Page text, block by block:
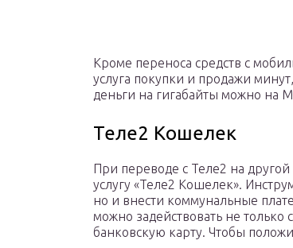
Кроме переноса средств с
услуга покупки и продажи
деньги на гигабайты можно на
Теле2 Кошелек
При переводе с Теле2 на
услугу «Теле2 Кошелек».
но и внести коммунальные
можно задействовать не
банковскую карту. Чтобы